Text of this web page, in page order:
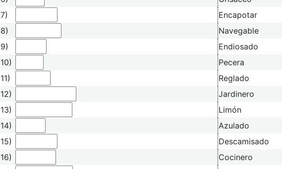
7)
Encapotar
8)
Navegable
9)
Endiosado
10)
Pecera
11)
Reglado
12)
Jardinero
13)
Limón
14)
Azulado
15)
Descamisado
16)
Cocinero